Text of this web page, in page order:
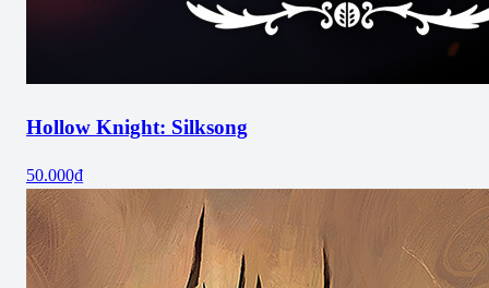
Hollow Knight: Silksong
50.000₫